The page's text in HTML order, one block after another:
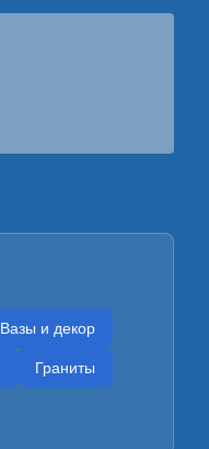
Вазы и декор
Граниты